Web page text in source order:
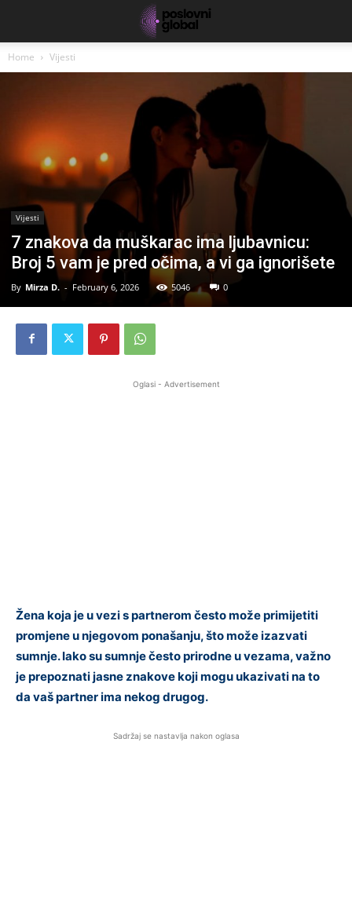
Home Vijesti
Vijesti
7 znakova da muškarac ima ljubavnicu:
Broj 5 vam je pred očima, a vi ga ignorišete
By Mirza D. - February 6, 2026 5046 0
Oglasi - Advertisement
Žena koja je u vezi s partnerom često može primijetiti
promjene u njegovom ponašanju, što može izazvati
sumnje. Iako su sumnje često prirodne u vezama, važno
je prepoznati jasne znakove koji mogu ukazivati na to
da vaš partner ima nekog drugog.
Sadržaj se nastavlja nakon oglasa